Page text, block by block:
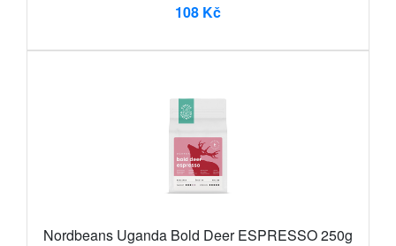
108 Kč
Nordbeans Uganda Bold Deer ESPRESSO 250g